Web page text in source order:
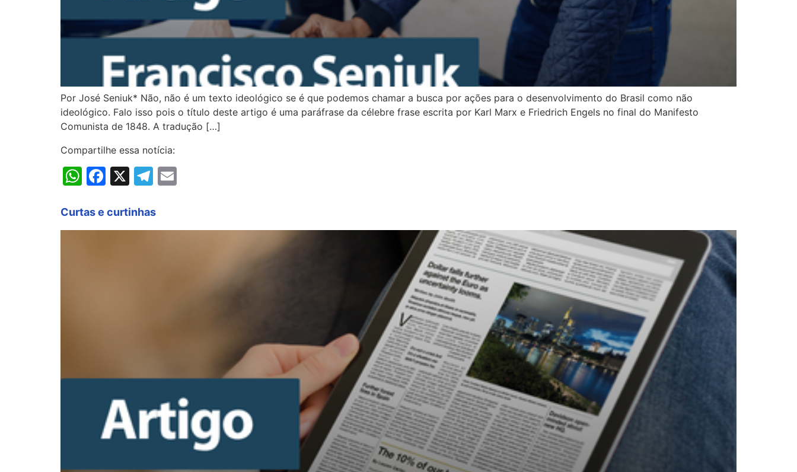
Por José Seniuk* Não, não é um texto ideológico se é que podemos chamar a busca por ações para o desenvolvimento do Brasil como não
ideológico. Falo isso pois o título deste artigo é uma paráfrase da célebre frase escrita por Karl Marx e Friedrich Engels no final do Manifesto
Comunista de 1848. A tradução […]
Compartilhe essa notícia:
WhatsApp
Facebook
X Telegram
Curtas e curtinhas